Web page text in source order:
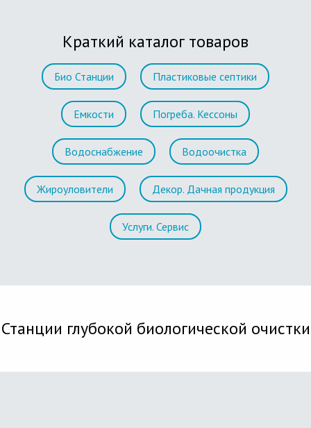
Краткий каталог товаров
Био Станции Пластиковые септики
Емкости Погреба. Кессоны
Водоснабжение Водоочистка
Жироуловители Декор. Дачная продукция
Услуги. Сервис
Станции глубокой биологической очистки